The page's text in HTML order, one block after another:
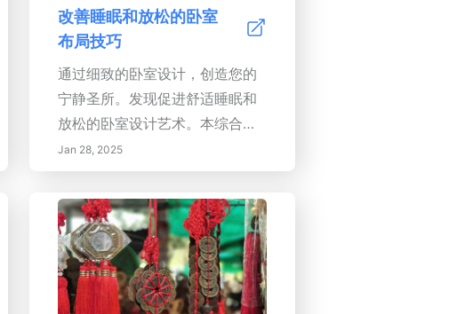
改善睡眠和放松的卧室
布局技巧
通过细致的卧室设计，创造您的
宁静圣所。发现促进舒适睡眠和
放松的卧室设计艺术。本综合指
南探讨了优化床位、最大化自然
光、选择舒缓色彩和质地的基本
策略。深入了解风水原则，以增
强能量流动，确保舒适和可及
性，并结合平静心灵的自然元
素。学习如何整理以营造宁静环
境，拥抱黑暗以实现最佳睡眠卫
Jan 28, 2025